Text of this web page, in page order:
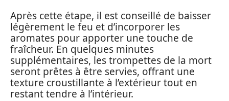
Après cette étape, il est conseillé de baisser
légèrement le feu et d’incorporer les
aromates pour apporter une touche de
fraîcheur. En quelques minutes
supplémentaires, les trompettes de la mort
seront prêtes à être servies, offrant une
texture croustillante à l’extérieur tout en
restant tendre à l’intérieur.